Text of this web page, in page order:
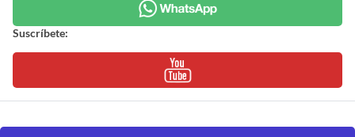
Suscríbete: